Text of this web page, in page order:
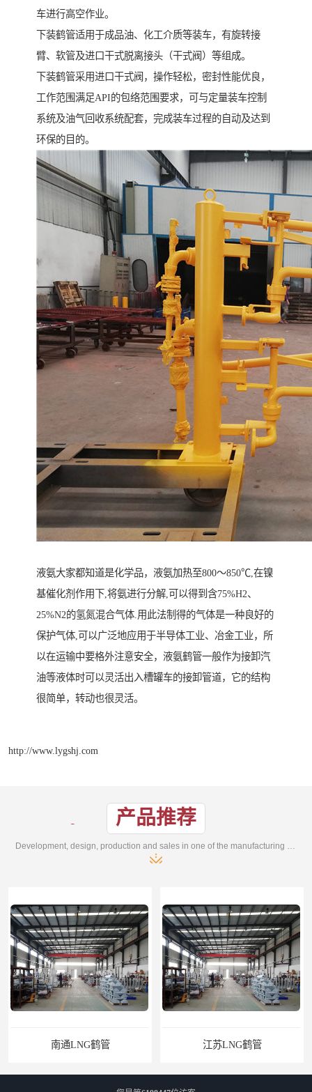
车进行高空作业。
下装鹤管适用于成品油、化工介质等装车，有旋转接
臂、软管及进口干式脱离接头（干式阀）等组成。
下装鹤管采用进口干式阀，操作轻松，密封性能优良，
工作范围满足API的包络范围要求，可与定量装车控制
系统及油气回收系统配套，完成装车过程的自动及达到
环保的目的。
液氨大家都知道是化学品，液氨加热至800～850℃,在镍
基催化剂作用下,将氨进行分解,可以得到含75%H2、
25%N2的氢氮混合气体.用此法制得的气体是一种良好的
保护气体,可以广泛地应用于半导体工业、冶金工业，所
以在运输中要格外注意安全，液氨鹤管一般作为接卸汽
油等液体时可以灵活出入槽罐车的接卸管道，它的结构
很简单，转动也很灵活。
http://www.lygshj.com
产品推荐
江苏LNG鹤管 太原船用臂厂家